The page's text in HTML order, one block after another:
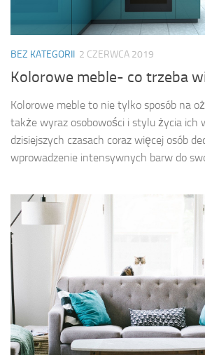
BEZ KATEGORII 2 CZERWCA 2019
Kolorowe meble- co trzeba
Kolorowe meble to nie tylko sposób na
także wyraz osobowości i stylu życia ich
dzisiejszych czasach coraz więcej osób
wprowadzenie intensywnych barw do